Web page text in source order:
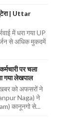
| Uttar
में धरा गया UP
से अधिक मुकदमें
पर चला
गया लेखपाल
को अफसरों ने
Naga) ने
कानूनगो से...